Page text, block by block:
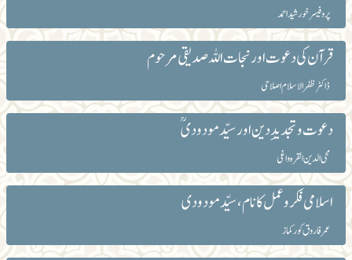
پروفیسر خورشید احمد
قرآن کی دعوت اور نجات اللہ صدیقی مرحوم
ڈاکٹر ظفرالاسلام اصلاحی
دعوت و تجدید ِدین اور سیّد مودودیؒ
محی الدین القرہ واغی
اسلامی فکروعمل کا نام، سیّد مودودی
عمر فاروق کور کماز